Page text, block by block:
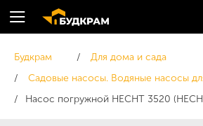
Будкрам
Для дома и сада
Садовые насосы. Водяные насосы
Насос погружной HECHT 3520